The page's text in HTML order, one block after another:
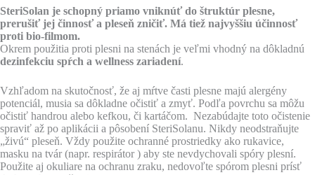
SteriSolan je schopný priamo vniknúť do štruktúr plesne,
prerušiť jej činnosť a pleseň zničiť. Má tiež najvyššiu účinnosť
proti bio-filmom.
Okrem použitia proti plesni na stenách je veľmi vhodný na dôkladnú
dezinfekciu spŕch a wellness zariadení.
Vzhľadom na skutočnosť, že aj mŕtve časti plesne majú alergény
potenciál, musia sa dôkladne očistiť a zmyť. Podľa povrchu sa môžu
očistiť handrou alebo kefkou, či kartáčom. Nezabúdajte toto očistenie
spraviť až po aplikácii a pôsobení SteriSolanu. Nikdy neodstraňujte
„živú“ pleseň. Vždy použite ochranné prostriedky ako rukavice,
masku na tvár (napr. respirátor ) aby ste nevdychovali spóry plesní.
Použite aj okuliare na ochranu zraku, nedovoľte spórom plesni prísť